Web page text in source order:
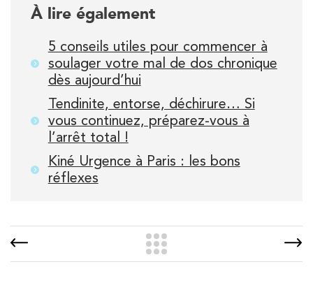
À lire également
5 conseils utiles pour commencer à
soulager votre mal de dos chronique
dès aujourd’hui
Tendinite, entorse, déchirure… Si
vous continuez, préparez-vous à
l’arrêt total !
Kiné Urgence à Paris : les bons
réflexes